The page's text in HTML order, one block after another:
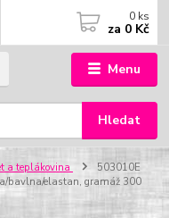
Menu
Hledat
0 ks
za 0 Kč
a teplákovina
503010E
bavlna/elastan, gramáž 300